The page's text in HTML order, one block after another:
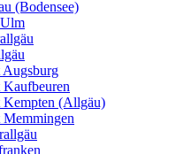
(Bodensee)
Augsburg
Kaufbeuren
Kempten (Allgäu)
Memmingen